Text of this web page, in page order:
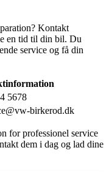
Kontakt
en tid til din bil. Du
service og få din
5678
birkerod.dk
for professionel service
dem i dag og lad dine